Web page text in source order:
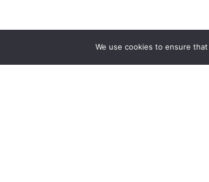
We use cookies to ensure